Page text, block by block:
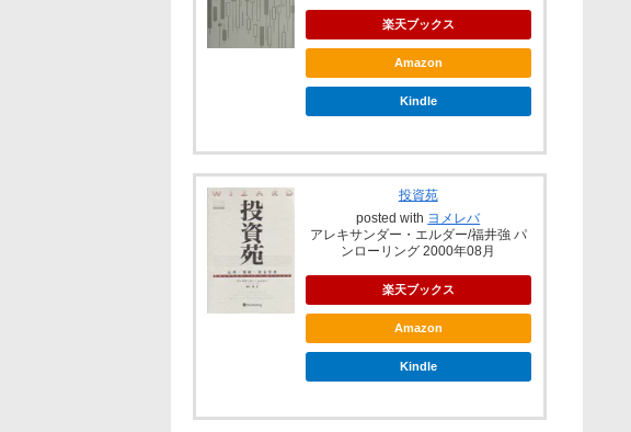
楽天ブックス
Amazon
Kindle
投資苑
posted with ヨメレバ
アレキサンダー・エルダー/福井強 パ
ンローリング 2000年08月
楽天ブックス
Amazon
Kindle